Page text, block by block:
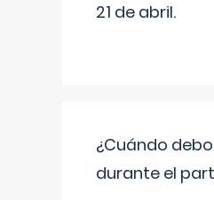
21 de abril.
¿Cuándo
durante el